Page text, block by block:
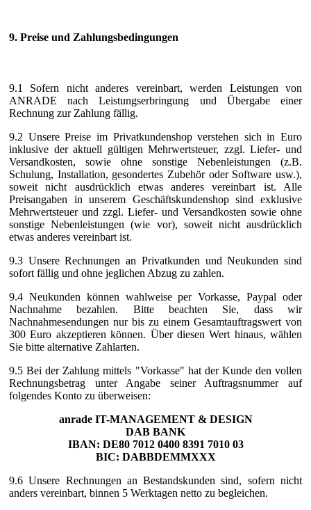
9. Preise und Zahlungsbedingungen
9.1 Sofern nicht anderes vereinbart, werden Leistungen von
ANRADE nach Leistungserbringung und Übergabe einer
Rechnung zur Zahlung fällig.
9.2 Unsere Preise im Privatkundenshop verstehen sich in Euro
inklusive der aktuell gültigen Mehrwertsteuer, zzgl. Liefer- und
Versandkosten, sowie ohne sonstige Nebenleistungen (z.B.
Schulung, Installation, gesondertes Zubehör oder Software usw.),
soweit nicht ausdrücklich etwas anderes vereinbart ist. Alle
Preisangaben in unserem Geschäftskundenshop sind exklusive
Mehrwertsteuer und zzgl. Liefer- und Versandkosten sowie ohne
sonstige Nebenleistungen (wie vor), soweit nicht ausdrücklich
etwas anderes vereinbart ist.
9.3 Unsere Rechnungen an Privatkunden und Neukunden sind
sofort fällig und ohne jeglichen Abzug zu zahlen.
9.4 Neukunden können wahlweise per Vorkasse, Paypal oder
Nachnahme bezahlen. Bitte beachten Sie, dass wir
Nachnahmesendungen nur bis zu einem Gesamtauftragswert von
300 Euro akzeptieren können. Über diesen Wert hinaus, wählen
Sie bitte alternative Zahlarten.
9.5 Bei der Zahlung mittels "Vorkasse" hat der Kunde den vollen
Rechnungsbetrag unter Angabe seiner Auftragsnummer auf
folgendes Konto zu überweisen:
anrade IT-MANAGEMENT & DESIGN
DAB BANK
IBAN: DE80 7012 0400 8391 7010 03
BIC: DABBDEMMXXX
9.6 Unsere Rechnungen an Bestandskunden sind, sofern nicht
anders vereinbart, binnen 5 Werktagen netto zu begleichen.